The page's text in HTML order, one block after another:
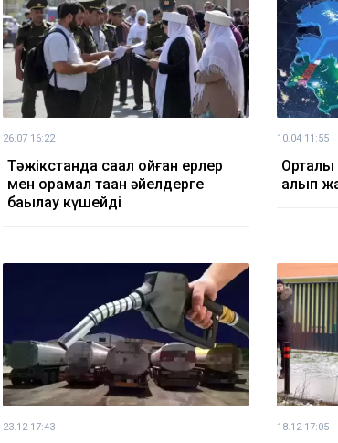
26.07 16:22
Тәжікстанда сақал қойған ерлер
мен орамал таққан әйелдерге
бақылау күшейді
10.04 11:55
алып
23.12 17:43 18.12 17:05